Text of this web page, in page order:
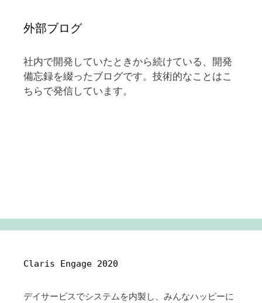
外部ブログ
社内で開発していたときから続けている、開発
備忘録を綴ったブログです。技術的なことはこ
ちらで発信しています。
Claris Engage 2020
デイサービスでシステムを内製し、みんなハッピーに